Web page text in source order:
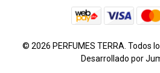
© 2026 PERFUMES TERRA. Todos
Desarrollado por